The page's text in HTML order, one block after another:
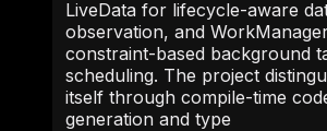
LiveData for lifecycle-aware
observation, and
constraint-based background
scheduling. The project
itself through compile-time
generation and type